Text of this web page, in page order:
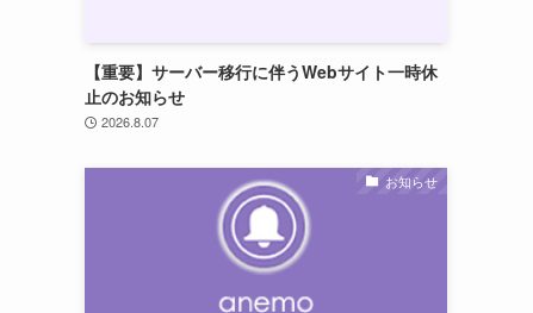
【重要】サーバー移行に伴うWebサイト一時休
止のお知らせ
2026.8.07
お知らせ